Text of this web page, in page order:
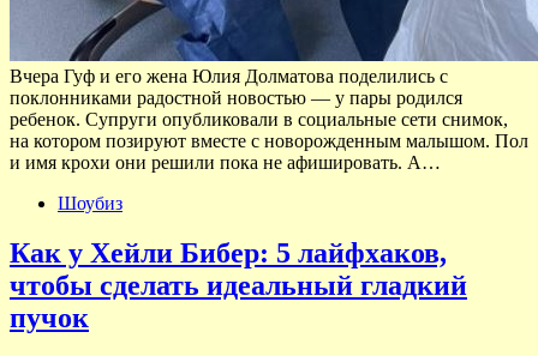
Вчера Гуф и его жена Юлия Долматова поделились с
поклонниками радостной новостью — у пары родился
ребенок. Супруги опубликовали в социальные сети снимок,
на котором позируют вместе с новорожденным малышом. Пол
и имя крохи они решили пока не афишировать. А…
Шоубиз
Как у Хейли Бибер: 5 лайфхаков,
чтобы сделать идеальный гладкий
пучок